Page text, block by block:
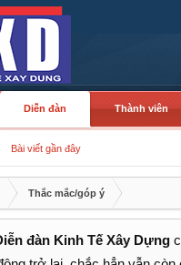
Diễn đàn
Bài viết gần đây
Thành viên
Thắc mắc/góp ý
đàn Kinh Tế Xây Dựng